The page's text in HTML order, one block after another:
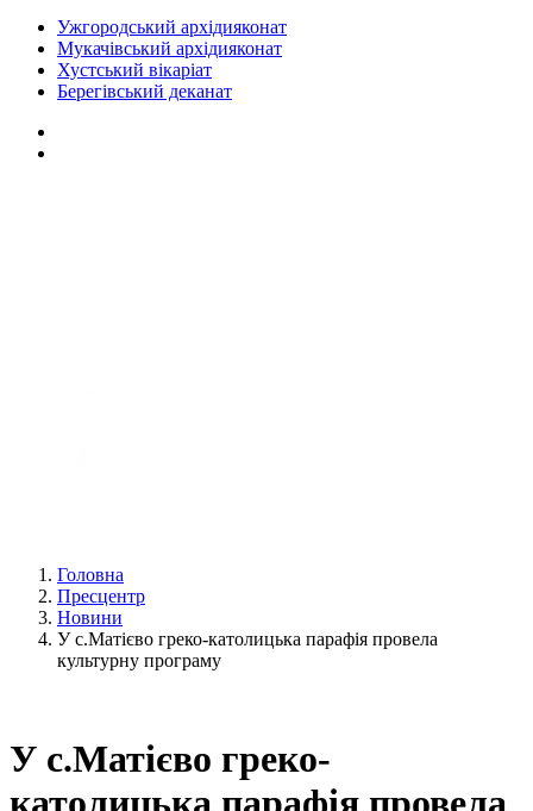
Ужгородський архідияконат
Мукачівський архідияконат
Хустський вікаріат
Берегівський деканат
Головна
Пресцентр
Новини
У с.Матієво греко-католицька парафія провела
культурну програму
У с.Матієво греко-